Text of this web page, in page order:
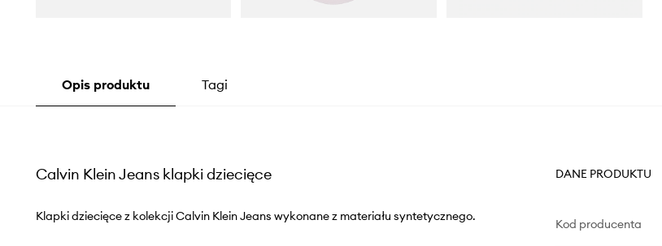
Opis produktu Tagi
Calvin Klein Jeans klapki dziecięce
Klapki dziecięce z kolekcji Calvin Klein Jeans wykonane z materiału syntetycznego.
DANE PRODUKTU
Kod producenta